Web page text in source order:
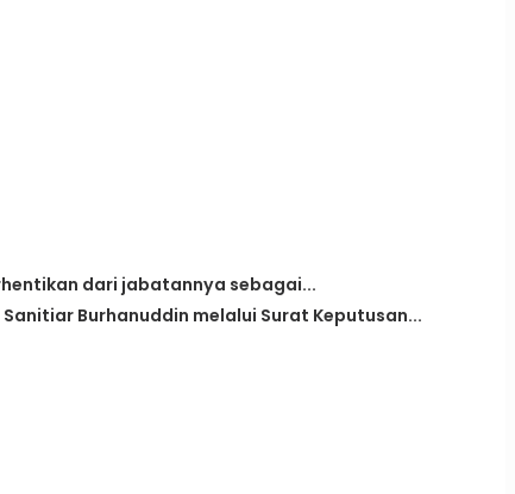
dari jabatannya sebagai...
Burhanuddin melalui Surat Keputusan...